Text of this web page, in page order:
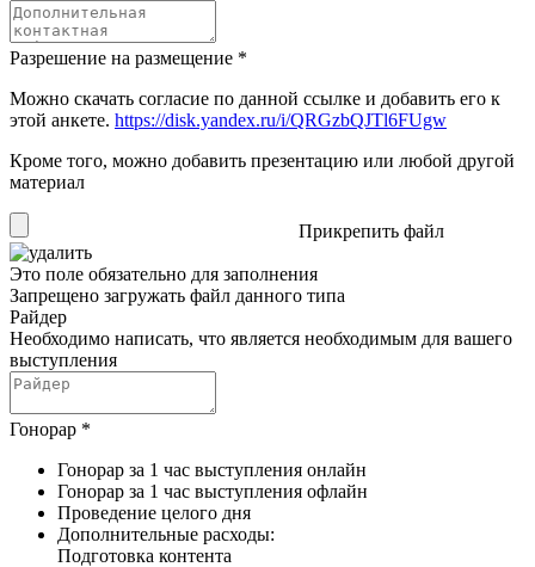
Разрешение на размещение *
Можно скачать согласие по данной ссылке и добавить его к
этой анкете. https://disk.yandex.ru/i/QRGzbQJTl6FUgw
Кроме того, можно добавить презентацию или любой другой
материал
Прикрепить файл
Это поле обязательно для заполнения
Запрещено загружать файл данного типа
Райдер
Необходимо написать, что является необходимым для вашего
выступления
Гонорар *
Гонорар за 1 час выступления онлайн
Гонорар за 1 час выступления офлайн
Проведение целого дня
Дополнительные расходы:
Подготовка контента